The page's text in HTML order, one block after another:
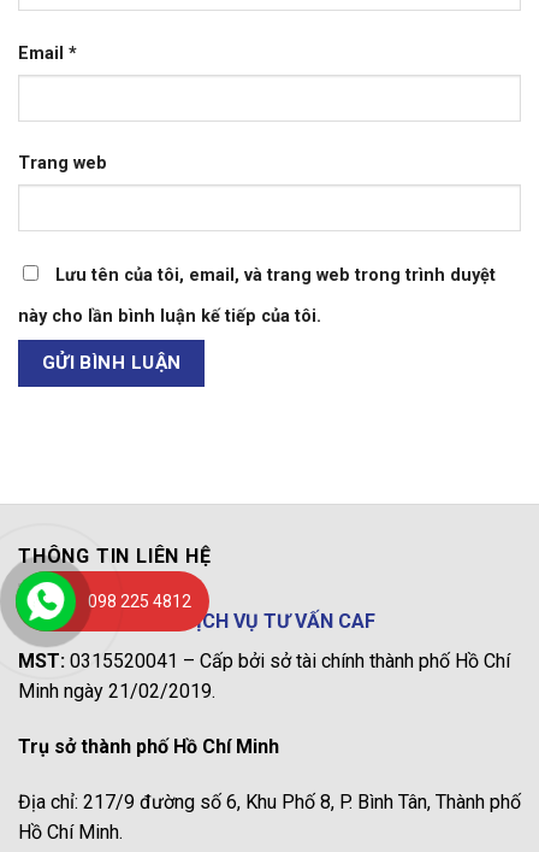
Email *
Trang web
Lưu tên của tôi, email, và trang web trong trình duyệt
này cho lần bình luận kế tiếp của tôi.
THÔNG TIN LIÊN HỆ
CÔNG TY TNHH DỊCH VỤ TƯ VẤN CAF
MST: 0315520041 – Cấp bởi sở tài chính thành phố Hồ Chí
Minh ngày 21/02/2019.
Trụ sở thành phố Hồ Chí Minh
Địa chỉ: 217/9 đường số 6, Khu Phố 8, P. Bình Tân, Thành phố
Hồ Chí Minh.
098 225 4812